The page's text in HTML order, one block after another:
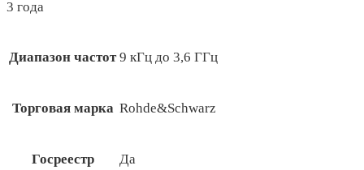
3 года
Диапазон частот 9 кГц до 3,6 ГГц
Торговая марка Rohde&Schwarz
Госреестр Да